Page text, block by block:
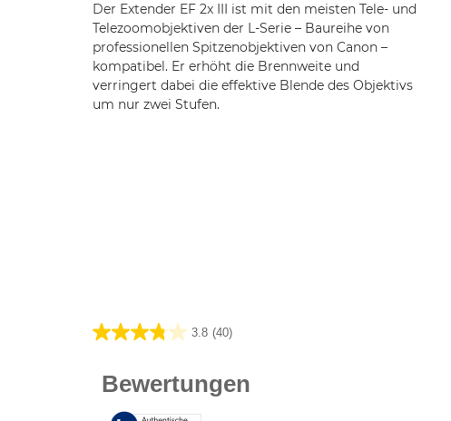
Der Extender EF 2x III ist mit den meisten Tele- und
Telezoomobjektiven der L-Serie – Baureihe von
professionellen Spitzenobjektiven von Canon –
kompatibel. Er erhöht die Brennweite und
verringert dabei die effektive Blende des Objektivs
um nur zwei Stufen.
3.8 (40)
3.8
Sternen.